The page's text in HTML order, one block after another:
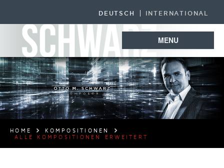
DEUTSCH INTERNATIONAL
MENU
HOME
KOMPOSITIONEN
ALLE KOMPOSITIONEN ERWEITERT